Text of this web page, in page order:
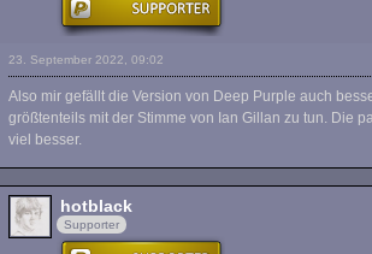
23. September 2022, 09:02
Also mir gefällt die Version von Deep Purple auch
größtenteils mit der Stimme von Ian Gillan zu tun. Die
viel besser.
hotblack
Supporter